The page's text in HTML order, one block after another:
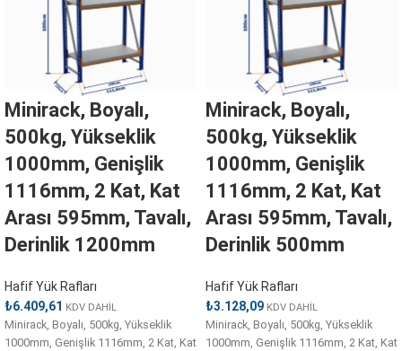
Minirack, Boyalı,
500kg, Yükseklik
1000mm, Genişlik
1116mm, 2 Kat, Kat
Arası 595mm, Tavalı,
Derinlik 1200mm
Hafif Yük Rafları
₺6.409,61 KDV DAHİL
Minirack, Boyalı, 500kg, Yükseklik
1000mm, Genişlik 1116mm, 2 Kat, Kat
Minirack, Boyalı,
500kg, Yükseklik
1000mm, Genişlik
1116mm, 2 Kat, Kat
Arası 595mm, Tavalı,
Derinlik 500mm
Hafif Yük Rafları
₺3.128,09 KDV DAHİL
Minirack, Boyalı, 500kg, Yükseklik
1000mm, Genişlik 1116mm, 2 Kat, Kat